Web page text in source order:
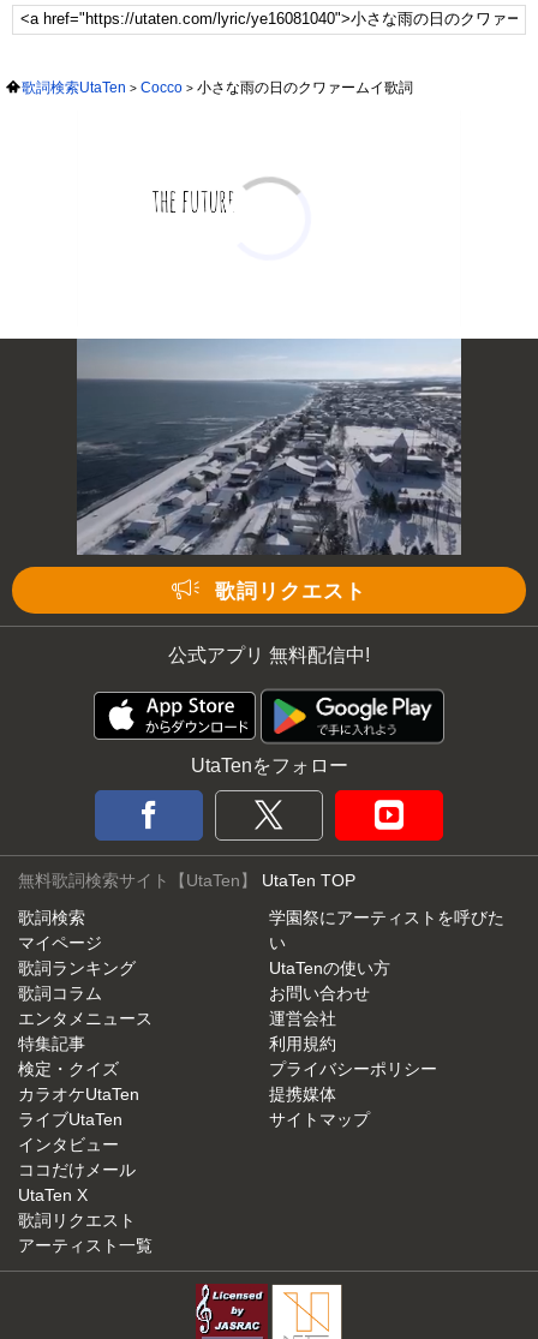
歌詞検索UtaTen Cocco 小さな雨の日のクワァームイ歌詞
歌詞リクエスト
公式アプリ 無料配信中!
UtaTenをフォロー
無料歌詞検索サイト【UtaTen】 UtaTen TOP
歌詞検索
マイページ
歌詞ランキング
歌詞コラム
エンタメニュース
特集記事
検定・クイズ
カラオケUtaTen
ライブUtaTen
インタビュー
ココだけメール
UtaTen X
歌詞リクエスト
アーティスト一覧
学園祭にアーティストを呼びた
い
UtaTenの使い方
お問い合わせ
運営会社
利用規約
プライバシーポリシー
提携媒体
サイトマップ